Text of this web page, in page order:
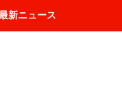
新ニュース